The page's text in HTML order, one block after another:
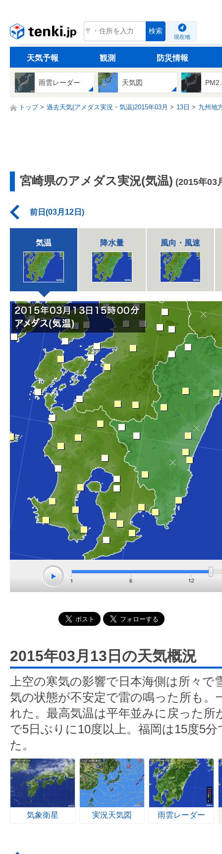
tenki.jp 検索
現在地
天気予報 観測 防災情報
雨雲レーダー 天気図
トップ 過去天気(アメダス実況・気温)2015年03月 13日 九州地
宮崎県のアメダス実況(気温) (2015年03
前日(03月12日)
気温 降水量 風向・風速
2015年03月13日の天気概況
上空の寒気の影響で日本海側は所々
気の状態が不安定で雷の鳴った所も。
れた。最高気温は平年並みに戻った所
で5日ぶりに10度以上。福岡は15度5
た。
気象衛星 実況天気図 雨雲レーダー